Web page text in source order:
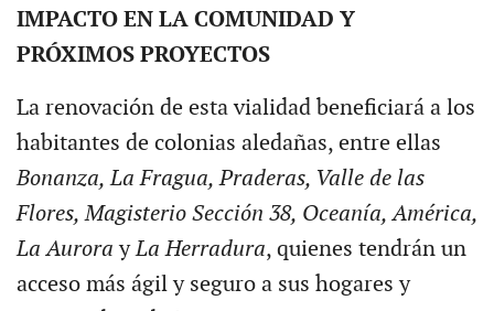
IMPACTO EN LA COMUNIDAD Y
PRÓXIMOS PROYECTOS
La renovación de esta vialidad beneficiará a los
habitantes de colonias aledañas, entre ellas
Bonanza, La Fragua, Praderas, Valle de las
Flores, Magisterio Sección 38, Oceanía, América,
La AurorayLa Herradura, quienes tendrán un
acceso más ágil y seguro a sus hogares y